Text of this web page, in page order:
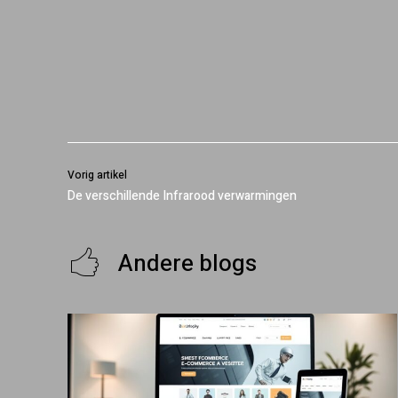
Vorig artikel
De verschillende Infrarood verwarmingen
Andere blogs